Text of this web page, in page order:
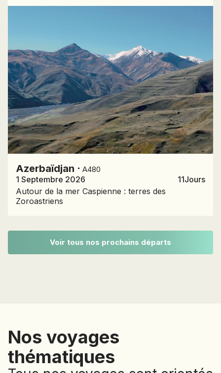
Azerbaïdjan ⋅ A480
1 Septembre 2026 11Jours
Autour de la mer Caspienne : terres des
Zoroastriens
Voir tous nos prochains départs
Nos voyages
thématiques